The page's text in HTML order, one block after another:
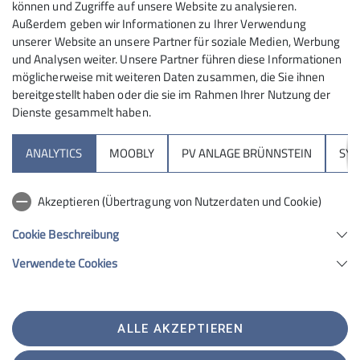
Details
15
Sektion
Hochrieshütte
Sektion Rosenheim des Deutschen Alpenvereins e.V.
Telefon +4980312716030
können und Zugriffe auf unsere Website zu analysieren.
Außerdem geben wir Informationen zu Ihrer Verwendung
unserer Website an unsere Partner für soziale Medien, Werbung
und Analysen weiter. Unsere Partner führen diese Informationen
möglicherweise mit weiteren Daten zusammen, die Sie ihnen
bereitgestellt haben oder die sie im Rahmen Ihrer Nutzung der
Dienste gesammelt haben.
ANALYTICS MOOBLY PV ANLAGE BRÜNNSTEIN
Akzeptieren (Übertragung von Nutzerdaten und Cookie)
Cookie Beschreibung
Verwendete Cookies
ALLE AKZEPTIEREN